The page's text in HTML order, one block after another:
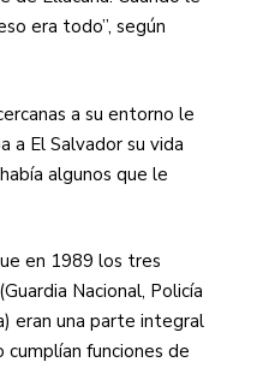
era todo”, según
a su entorno le
a El Salvador su vida
algunos que le
en 1989 los tres
Nacional, Policía
eran una parte integral
funciones de